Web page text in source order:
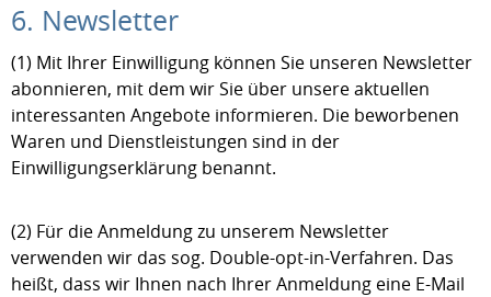
6. Newsletter
(1) Mit Ihrer Einwilligung können Sie unseren Newsletter
abonnieren, mit dem wir Sie über unsere aktuellen
interessanten Angebote informieren. Die beworbenen
Waren und Dienstleistungen sind in der
Einwilligungserklärung benannt.
(2) Für die Anmeldung zu unserem Newsletter
verwenden wir das sog. Double-opt-in-Verfahren. Das
heißt, dass wir Ihnen nach Ihrer Anmeldung eine E-Mail